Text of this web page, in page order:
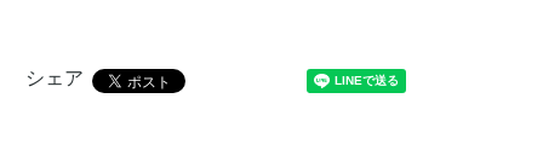
シェア